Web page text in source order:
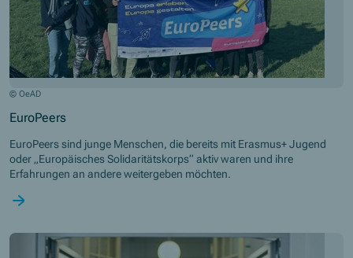
© OeAD
EuroPeers
EuroPeers sind junge Menschen, die bereits mit Erasmus+ Jugend
oder „Europäisches Solidaritätskorps“ aktiv waren und ihre
Erfahrungen an andere weitergeben möchten.